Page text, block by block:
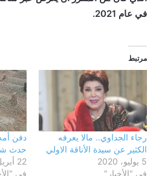
في عام 2021.
مرتبط
رجاء الجداوي.. مالا يعرفه
الكثير عن سيدة الأناقة الاولي
5 يوليو، 2020
في "الأخبار"
دفن
حدث
22 أبريل، 2021
في